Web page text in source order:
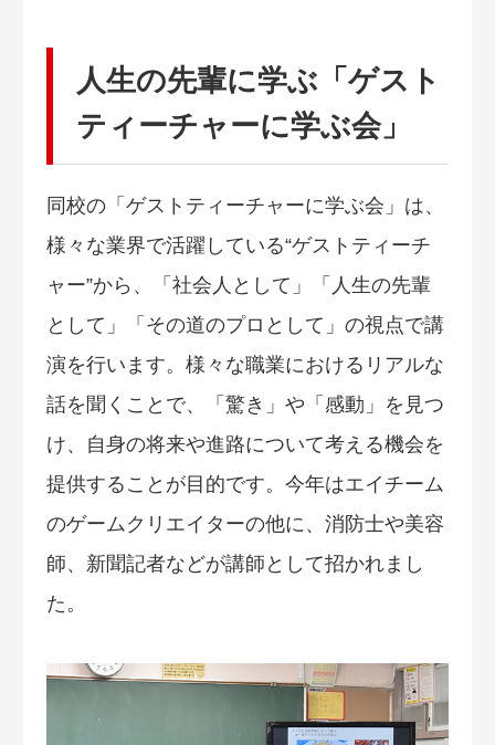
人生の先輩に学ぶ「ゲスト
ティーチャーに学ぶ会」
同校の「ゲストティーチャーに学ぶ会」は、
様々な業界で活躍している“ゲストティーチ
ャー”から、「社会人として」「人生の先輩
として」「その道のプロとして」の視点で講
演を行います。様々な職業におけるリアルな
話を聞くことで、「驚き」や「感動」を見つ
け、自身の将来や進路について考える機会を
提供することが目的です。今年はエイチーム
のゲームクリエイターの他に、消防士や美容
師、新聞記者などが講師として招かれまし
た。